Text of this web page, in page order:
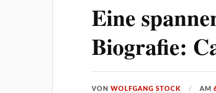
Eine
Biografie:
VONWOLFGANG STOCK AM